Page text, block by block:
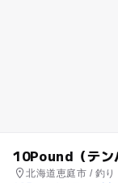
10Pound（テン
北海道恵庭市 / 釣り